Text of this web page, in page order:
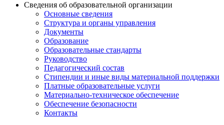
Сведения об образовательной организации
Основные сведения
Структура и органы управления
Документы
Образование
Образовательные стандарты
Руководство
Педагогический состав
Стипендии и иные виды материальной поддержки
Платные образовательные услуги
Материально-техническое обеспечение
Обеспечение безопасности
Контакты